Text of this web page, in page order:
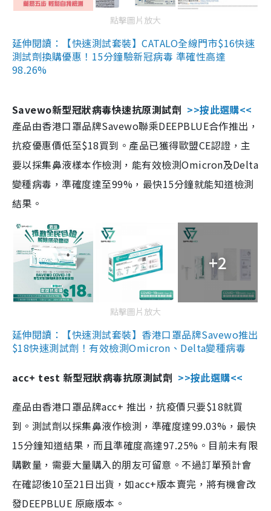
點擊圖片放大
延伸閱讀：【快速測試套裝】CATALO全線門市$16快速
測試劑換購優惠！15分鐘驗新冠病毒 準確性高達
98.26%
Savewo新型冠狀病毒快速抗原測試劑 >>按此選購<<
產品由香港口罩品牌Savewo聯乘DEEPBLUE合作推出，
抗疫優惠價低至$18買到。產品已獲得歐盟CE認證，主
要以採集鼻液樣本作檢測，能有效檢測Omicron及Delta
變種病毒，準確度達至99%，最快15分鐘就能知道檢測
結果。
+2
點擊圖片放大
延伸閱讀：【快速測試套裝】香港口罩品牌Savewo推出
$18快速測試劑！有效檢測Omicron、Delta變種病毒
acc+ test 新型冠狀病毒抗原測試劑 >>按此選購<<
產品由香港口罩品牌acc+ 推出，抗疫價只要$18就買
到。測試劑以採集鼻液作檢測，準確度達99.03%，最快
15分鐘知道結果，而且準確度高達97.25%。目前未有限
購數量，需要大量購入的朋友可留意。不過訂單預計會
在確認後10至21日出貨，如acc+版本賣完，將有機會改
發DEEPBLUE 原廠版本。